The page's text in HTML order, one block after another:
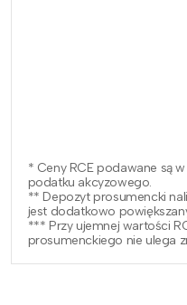
* Ceny RCE podawane są
podatku akcyzowego.
** Depozyt prosumencki
jest dodatkowo
*** Przy ujemnej wartości
prosumenckiego nie ulega